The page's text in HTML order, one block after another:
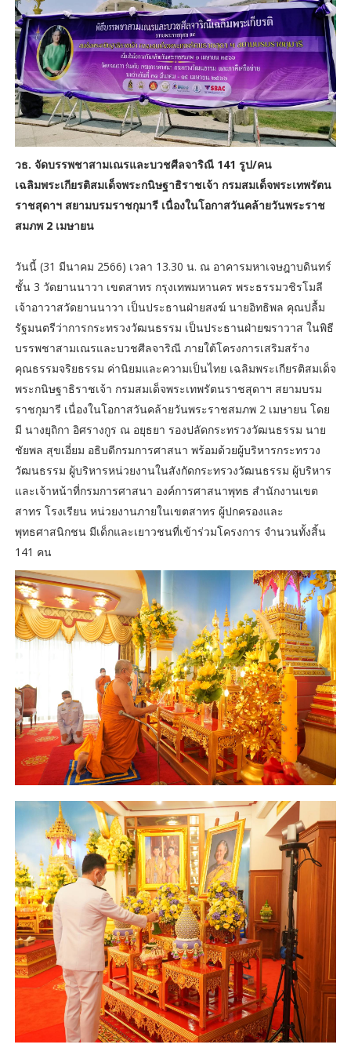
วธ. จัดบรรพชาสามเณรและบวชศีลจาริณี 141 รูป/คน
เฉลิมพระเกียรติสมเด็จพระกนิษฐาธิราชเจ้า กรมสมเด็จพระเทพรัตน
ราชสุดาฯ สยามบรมราชกุมารี เนื่องในโอกาสวันคล้ายวันพระราช
สมภพ 2 เมษายน
วันนี้ (31 มีนาคม 2566) เวลา 13.30 น. ณ อาคารมหาเจษฎาบดินทร์
ชั้น 3 วัดยานนาวา เขตสาทร กรุงเทพมหานคร พระธรรมวชิรโมลี
เจ้าอาวาสวัดยานนาวา เป็นประธานฝ่ายสงฆ์ นายอิทธิพล คุณปลื้ม
รัฐมนตรีว่าการกระทรวงวัฒนธรรม เป็นประธานฝ่ายฆราวาส ในพิธี
บรรพชาสามเณรและบวชศีลจาริณี ภายใต้โครงการเสริมสร้าง
คุณธรรมจริยธรรม ค่านิยมและความเป็นไทย เฉลิมพระเกียรติสมเด็จ
พระกนิษฐาธิราชเจ้า กรมสมเด็จพระเทพรัตนราชสุดาฯ สยามบรม
ราชกุมารี เนื่องในโอกาสวันคล้ายวันพระราชสมภพ 2 เมษายน โดย
มี นางยุถิกา อิศรางกูร ณ อยุธยา รองปลัดกระทรวงวัฒนธรรม นาย
ชัยพล สุขเอี่ยม อธิบดีกรมการศาสนา พร้อมด้วยผู้บริหารกระทรวง
วัฒนธรรม ผู้บริหารหน่วยงานในสังกัดกระทรวงวัฒนธรรม ผู้บริหาร
และเจ้าหน้าที่กรมการศาสนา องค์การศาสนาพุทธ สำนักงานเขต
สาทร โรงเรียน หน่วยงานภายในเขตสาทร ผู้ปกครองและ
พุทธศาสนิกชน มีเด็กและเยาวชนที่เข้าร่วมโครงการ จำนวนทั้งสิ้น
141 คน